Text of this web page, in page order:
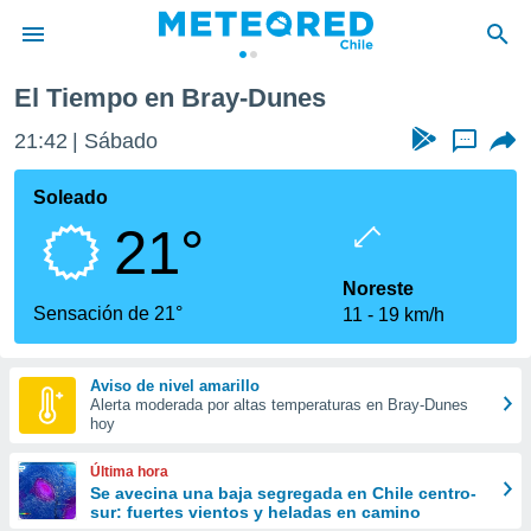
de
por
que se
calidad.
a este
las
y
forma
digital
basada
El Tiempo en Bray-Dunes
21:42 Sábado ...
Soleado
21°
Sensación de 21°
Noreste
11
19 km/h
Aviso de nivel amarillo
Alerta moderada por altas temperaturas en Bray-Dunes
hoy
Última hora
Se avecina una baja segregada en Chile centro-
sur: fuertes vientos y heladas en camino